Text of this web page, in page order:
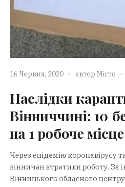
16 Червня, 2020 автор Місто
Наслідки
Вінниччині: 10
на 1 робоче місце
Через епідемію коронавірусу
вінничан втратили роботу. За
Вінницького обласного центру